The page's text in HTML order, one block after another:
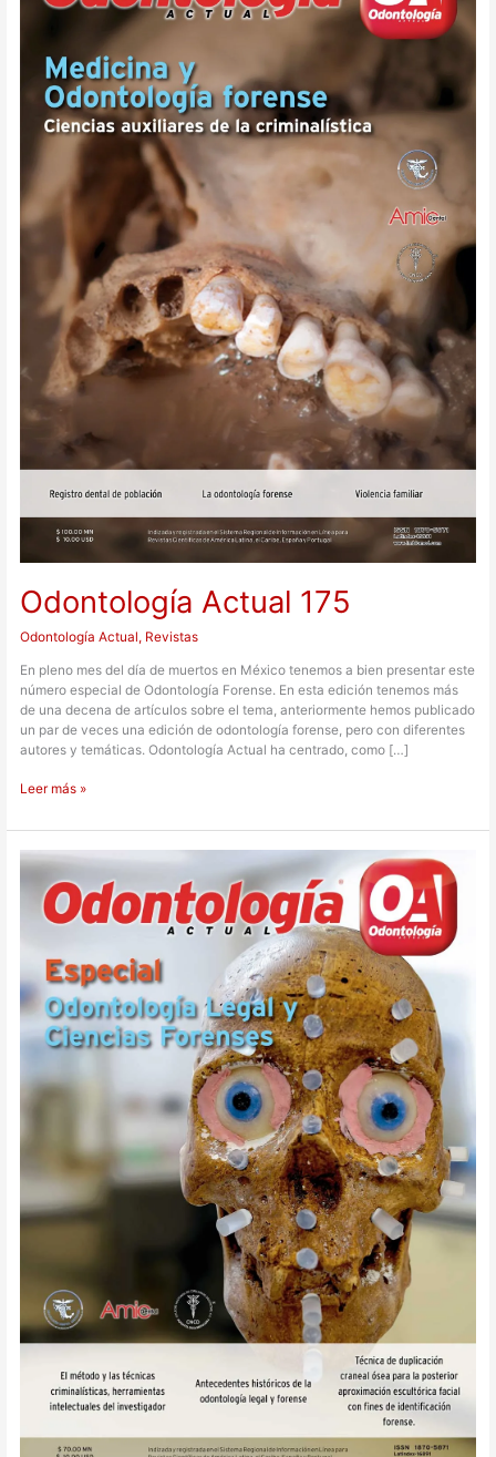
Odontología Actual 175
Odontología Actual, Revistas
En pleno mes del día de muertos en México tenemos a bien presentar este
número especial de Odontología Forense. En esta edición tenemos más
de una decena de artículos sobre el tema, anteriormente hemos publicado
un par de veces una edición de odontología forense, pero con diferentes
autores y temáticas. Odontología Actual ha centrado, como […]
Leer más »
Odontología
Actual
162